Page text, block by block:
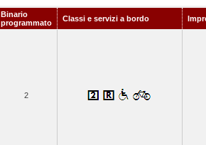
Binario
programmato
Classi e servizi a bordo
2